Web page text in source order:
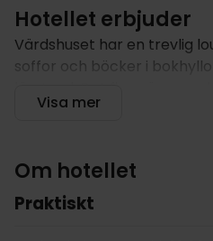
Hotellet erbjuder
Värdshuset har en trevlig
soffor och böcker i
något gott att dricka
ursprungliga känslan så att
krostämningen är
Visa mer
Om hotellet
Praktiskt